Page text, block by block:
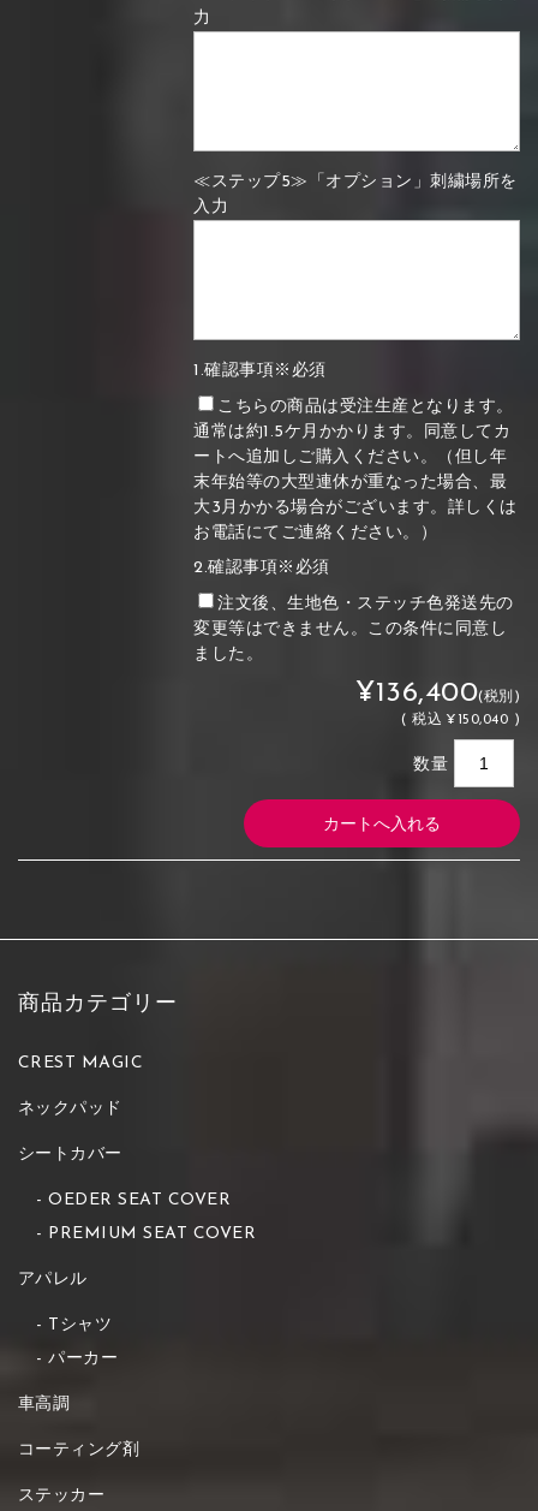
力
≪ステップ5≫「オプション」刺繍場所を
入力
1.確認事項※必須
こちらの商品は受注生産となります。
通常は約1.5ケ月かかります。同意してカ
ートへ追加しご購入ください。（但し年
末年始等の大型連休が重なった場合、最
大3月かかる場合がございます。詳しくは
お電話にてご連絡ください。）
2.確認事項※必須
注文後、生地色・ステッチ色発送先の
変更等はできません。この条件に同意し
ました。
¥136,400(税別)
(税込 ¥150,040 )
数量
商品カテゴリー
CREST MAGIC
ネックパッド
シートカバー
OEDER SEAT COVER
PREMIUM SEAT COVER
アパレル
Tシャツ
パーカー
車高調
コーティング剤
ステッカー